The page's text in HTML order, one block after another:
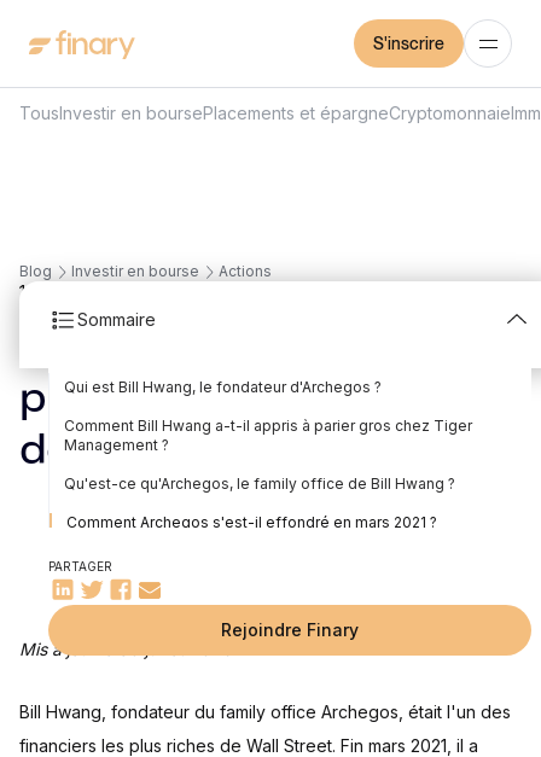
S'inscrire
TousInvestir en boursePlacements et épargneCryptomonnaie
Blog Investir en bourse Actions
Sommaire
Qui est Bill Hwang, le fondateur d'Archegos ?
Comment Bill Hwang a-t-il appris à parier gros chez Tiger
Management ?
Qu'est-ce qu'Archegos, le family office de Bill Hwang ?
Comment Archegos s'est-il effondré en mars 2021 ?
Quelles ont été les conséquences de la chute d'Archegos
pour les banques ?
Que devient Bill Hwang après la chute d'Archegos ?
Questions fréquentes
banques ?
PARTAGER
Rejoindre Finary
14
perdre 20 milliards de
dollars en une semaine
Rédigé parMounir Laggoune Édité par Mounir Laggoune
Mis à jour le 30 juillet 2026
Bill Hwang, fondateur du family office Archegos, était l'un des
financiers les plus riches de Wall Street. Fin mars 2021, il a